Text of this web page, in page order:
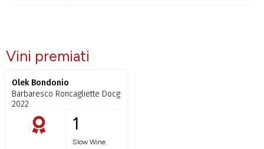
Vini premiati
Olek Bondonio
Barbaresco Roncagliette Docg
2022
1
Slow Wine